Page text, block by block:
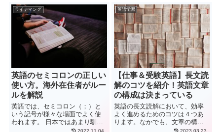
うか。 子供が英語に親しみ、自
然と英語力を身に着けることが
できたら、それは親からの最高
のプレゼント...
すが、単語を調べれれる機能や
読み上げ機能のあるアプリもあ
るので効率よく英語の学習がで
きます。...
ライティング
英語のセミコロンの正しい
使い方。海外在住者がルー
ルを解説
英語では、セミコロン（；）と
いう記号が様々な場面でよく使
われます。 日本ではあまり馴染
みのない記号ですが、皆さん
2022.11.04
英語学習
【仕事＆受験英語】長文読
解のコツを紹介！英語文章
の構成は決まっている
英語の長文読解において、効率
よく進めるためのコツは４つあ
ります。なかでも、文章の構成
を理解することは最も重要で、
2023.03.23